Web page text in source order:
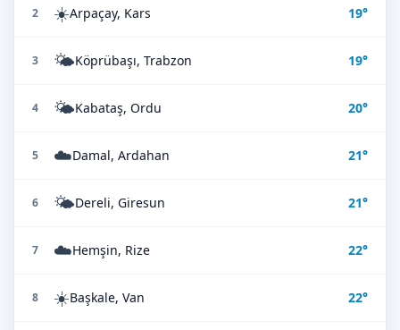
2 ☀️Arpaçay, Kars 19°
3 🌤️Köprübaşı, Trabzon 19°
4 🌤️Kabataş, Ordu 20°
5 ☁️Damal, Ardahan 21°
6 🌤️Dereli, Giresun 21°
7 ☁️Hemşin, Rize 22°
8 ☀️Başkale, Van 22°